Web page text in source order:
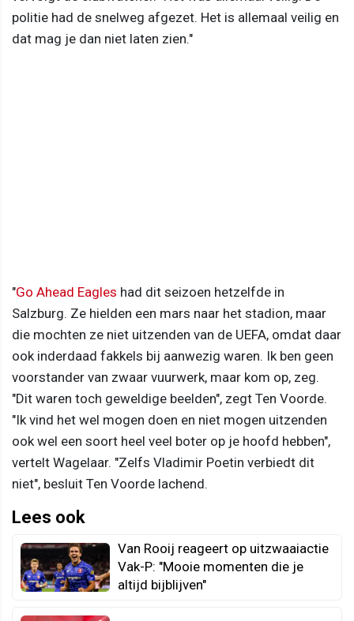
politie had de snelweg afgezet. Het is allemaal veilig en
dat mag je dan niet laten zien."
"Go Ahead Eagles had dit seizoen hetzelfde in
Salzburg. Ze hielden een mars naar het stadion, maar
die mochten ze niet uitzenden van de UEFA, omdat daar
ook inderdaad fakkels bij aanwezig waren. Ik ben geen
voorstander van zwaar vuurwerk, maar kom op, zeg.
"Dit waren toch geweldige beelden", zegt Ten Voorde.
"Ik vind het wel mogen doen en niet mogen uitzenden
ook wel een soort heel veel boter op je hoofd hebben",
vertelt Wagelaar. "Zelfs Vladimir Poetin verbiedt dit
niet", besluit Ten Voorde lachend.
Lees ook
Van Rooij reageert op uitzwaaiactie
Vak-P: "Mooie momenten die je
altijd bijblijven"